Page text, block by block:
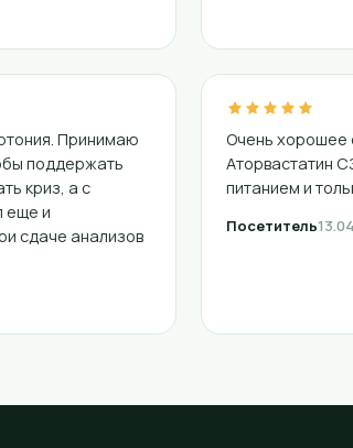
Принимаю
поддержать
криз, а с
еще и
сдаче анализов
Очень хорошее
Аторвастатин
питанием и
Посетитель